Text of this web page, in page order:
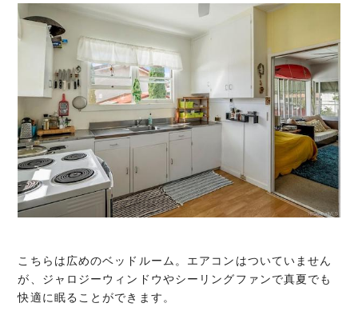
こちらは広めのベッドルーム。エアコンはついていません
が、ジャロジーウィンドウやシーリングファンで真夏でも
快適に眠ることができます。